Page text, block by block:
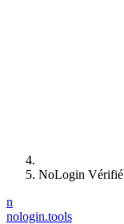
NoLogin Vérifié
n
nologin.tools